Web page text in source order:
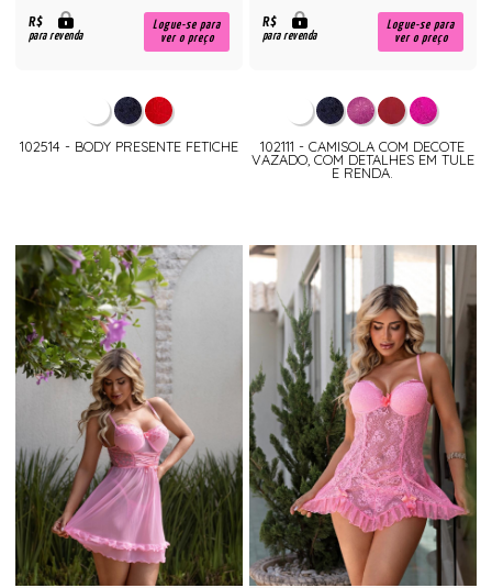
R$
para revenda
Logue-se para
ver o preço
102514 - BODY PRESENTE FETICHE
R$
para revenda
Logue-se para
ver o preço
102111 - CAMISOLA COM DECOTE
VAZADO, COM DETALHES EM TULE
E RENDA.